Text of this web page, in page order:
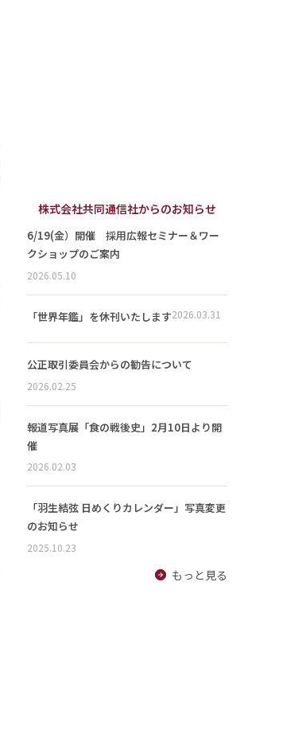
株式会社共同通信社からのお知らせ
6/19(金）開催 採用広報セミナー＆ワー
クショップのご案内
2026.05.10
「世界年鑑」を休刊いたします2026.03.31
公正取引委員会からの勧告について
2026.02.25
報道写真展「食の戦後史」2月10日より開
催
2026.02.03
「羽生結弦 日めくりカレンダー」写真変更
のお知らせ
2025.10.23
もっと見る